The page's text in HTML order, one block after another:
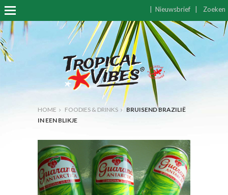
Nieuwsbrief Zoeken
HOME FOODIES & DRINKS
BRUISEND BRAZILIË
IN EEN BLIKJE